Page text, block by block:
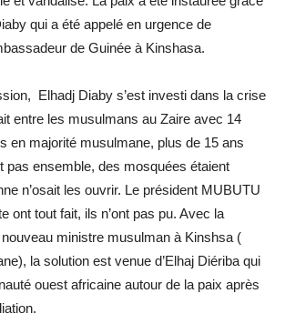
qui a été appelé en urgence de
de Guinée à Kinshasa.
Elhadj Diaby s’est investi dans la crise
entre les musulmans au Zaire avec 14
en majorité musulmane, plus de 15 ans
pas ensemble, des mosquées étaient
n’osait les ouvrir. Le président MUBUTU
ont tout fait, ils n’ont pas pu. Avec la
nouveau ministre musulman à Kinshsa (
la solution est venue d’Elhaj Diériba qui
ouest africaine autour de la paix après